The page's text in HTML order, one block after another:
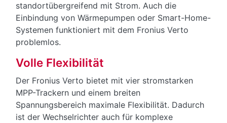
standortübergreifend mit Strom. Auch die
Einbindung von Wärmepumpen oder Smart-Home-
Systemen funktioniert mit dem Fronius Verto
problemlos.
Volle Flexibilität
Der Fronius Verto bietet mit vier stromstarken
MPP-Trackern und einem breiten
Spannungsbereich maximale Flexibilität. Dadurch
ist der Wechselrichter auch für komplexe